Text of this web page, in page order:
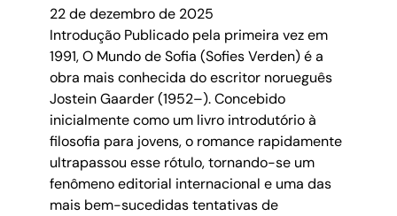
22 de dezembro de 2025
Introdução Publicado pela primeira vez em
1991, O Mundo de Sofia (Sofies Verden) é a
obra mais conhecida do escritor norueguês
Jostein Gaarder (1952–). Concebido
inicialmente como um livro introdutório à
filosofia para jovens, o romance rapidamente
ultrapassou esse rótulo, tornando-se um
fenômeno editorial internacional e uma das
mais bem-sucedidas tentativas de